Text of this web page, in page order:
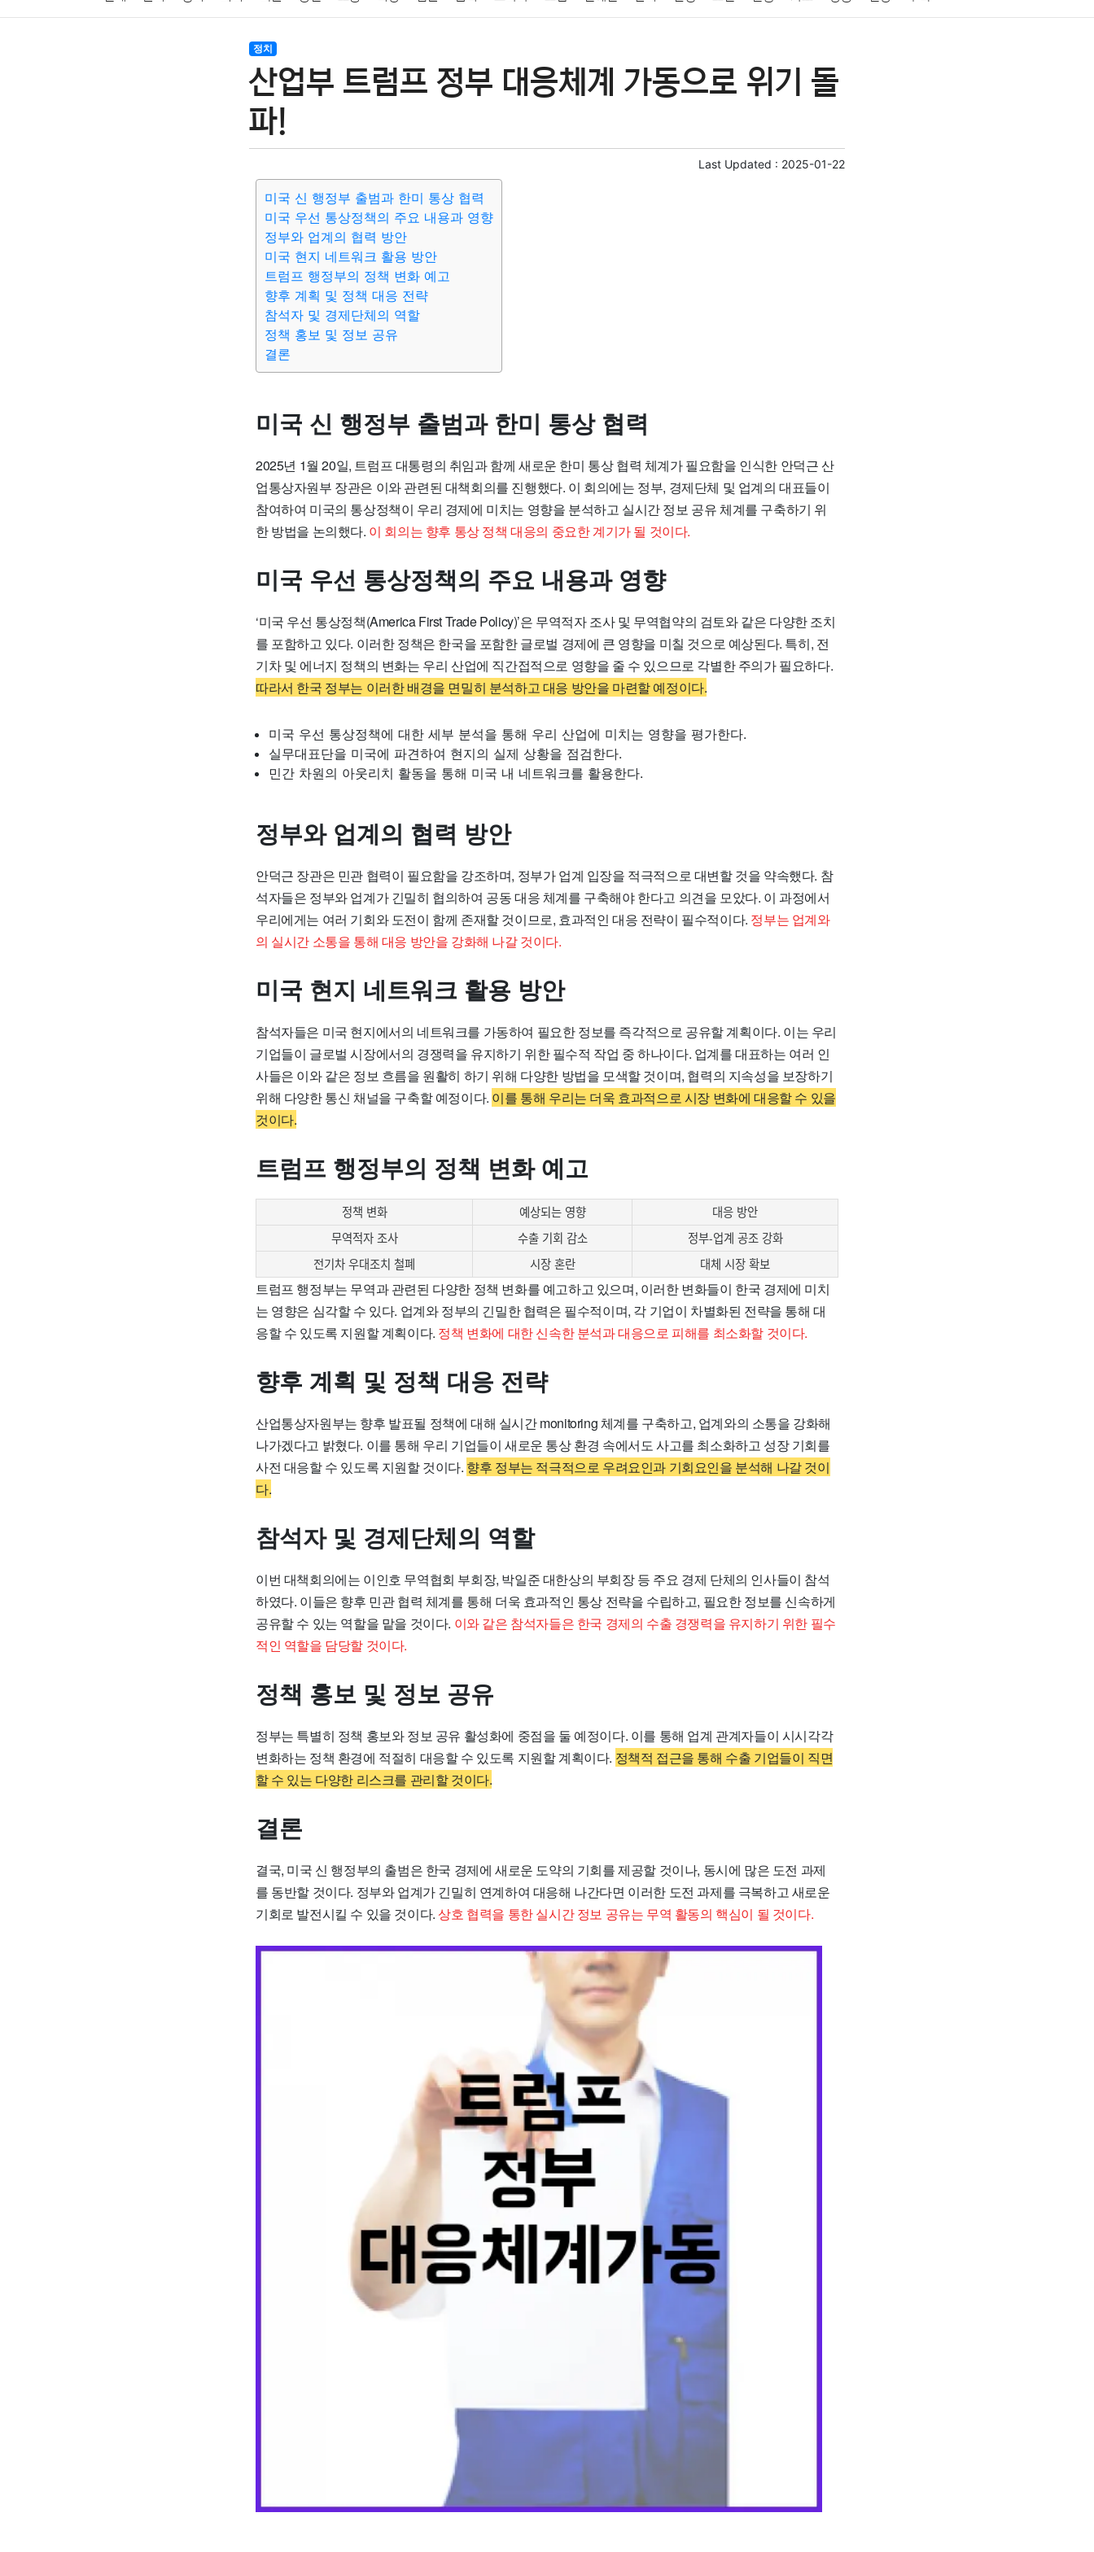
결혼 육아
기술 종교 사회 정치 건강 의료 의학 경제 마케팅 부동산 외국어 교육 교통 생활
정치
산업부 트럼프 정부 대응체계 가동으로 위기 돌
파!
Last Updated : 2025-01-22
미국 신 행정부 출범과 한미 통상 협력
미국 우선 통상정책의 주요 내용과 영향
정부와 업계의 협력 방안
미국 현지 네트워크 활용 방안
트럼프 행정부의 정책 변화 예고
향후 계획 및 정책 대응 전략
참석자 및 경제단체의 역할
정책 홍보 및 정보 공유
결론
미국 신 행정부 출범과 한미 통상 협력
2025년 1월 20일, 트럼프 대통령의 취임과 함께 새로운 한미 통상 협력 체계가 필요함을 인식한 안덕근 산
업통상자원부 장관은 이와 관련된 대책회의를 진행했다. 이 회의에는 정부, 경제단체 및 업계의 대표들이
참여하여 미국의 통상정책이 우리 경제에 미치는 영향을 분석하고 실시간 정보 공유 체계를 구축하기 위
한 방법을 논의했다. 이 회의는 향후 통상 정책 대응의 중요한 계기가 될 것이다.
미국 우선 통상정책의 주요 내용과 영향
‘미국 우선 통상정책(America First Trade Policy)’은 무역적자 조사 및 무역협약의 검토와 같은 다양한 조치
를 포함하고 있다. 이러한 정책은 한국을 포함한 글로벌 경제에 큰 영향을 미칠 것으로 예상된다. 특히, 전
기차 및 에너지 정책의 변화는 우리 산업에 직간접적으로 영향을 줄 수 있으므로 각별한 주의가 필요하다.
따라서 한국 정부는 이러한 배경을 면밀히 분석하고 대응 방안을 마련할 예정이다.
미국 우선 통상정책에 대한 세부 분석을 통해 우리 산업에 미치는 영향을 평가한다.
실무대표단을 미국에 파견하여 현지의 실제 상황을 점검한다.
민간 차원의 아웃리치 활동을 통해 미국 내 네트워크를 활용한다.
정부와 업계의 협력 방안
안덕근 장관은 민관 협력이 필요함을 강조하며, 정부가 업계 입장을 적극적으로 대변할 것을 약속했다. 참
석자들은 정부와 업계가 긴밀히 협의하여 공동 대응 체계를 구축해야 한다고 의견을 모았다. 이 과정에서
우리에게는 여러 기회와 도전이 함께 존재할 것이므로, 효과적인 대응 전략이 필수적이다. 정부는 업계와
의 실시간 소통을 통해 대응 방안을 강화해 나갈 것이다.
미국 현지 네트워크 활용 방안
참석자들은 미국 현지에서의 네트워크를 가동하여 필요한 정보를 즉각적으로 공유할 계획이다. 이는 우리
기업들이 글로벌 시장에서의 경쟁력을 유지하기 위한 필수적 작업 중 하나이다. 업계를 대표하는 여러 인
사들은 이와 같은 정보 흐름을 원활히 하기 위해 다양한 방법을 모색할 것이며, 협력의 지속성을 보장하기
위해 다양한 통신 채널을 구축할 예정이다. 이를 통해 우리는 더욱 효과적으로 시장 변화에 대응할 수 있을
것이다.
트럼프 행정부의 정책 변화 예고
정책 변화 예상되는 영향
대응 방안
무역적자 조사
수출 기회 감소
정부-업계 공조 강화
전기차 우대조치 철폐
시장 혼란 대체 시장 확보
트럼프 행정부는 무역과 관련된 다양한 정책 변화를 예고하고 있으며, 이러한 변화들이 한국 경제에 미치
는 영향은 심각할 수 있다. 업계와 정부의 긴밀한 협력은 필수적이며, 각 기업이 차별화된 전략을 통해 대
응할 수 있도록 지원할 계획이다. 정책 변화에 대한 신속한 분석과 대응으로 피해를 최소화할 것이다.
향후 계획 및 정책 대응 전략
산업통상자원부는 향후 발표될 정책에 대해 실시간 monitoring 체계를 구축하고, 업계와의 소통을 강화해
나가겠다고 밝혔다. 이를 통해 우리 기업들이 새로운 통상 환경 속에서도 사고를 최소화하고 성장 기회를
사전 대응할 수 있도록 지원할 것이다. 향후 정부는 적극적으로 우려요인과 기회요인을 분석해 나갈 것이
다.
참석자 및 경제단체의 역할
이번 대책회의에는 이인호 무역협회 부회장, 박일준 대한상의 부회장 등 주요 경제 단체의 인사들이 참석
하였다. 이들은 향후 민관 협력 체계를 통해 더욱 효과적인 통상 전략을 수립하고, 필요한 정보를 신속하게
공유할 수 있는 역할을 맡을 것이다. 이와 같은 참석자들은 한국 경제의 수출 경쟁력을 유지하기 위한 필수
적인 역할을 담당할 것이다.
정책 홍보 및 정보 공유
정부는 특별히 정책 홍보와 정보 공유 활성화에 중점을 둘 예정이다. 이를 통해 업계 관계자들이 시시각각
변화하는 정책 환경에 적절히 대응할 수 있도록 지원할 계획이다. 정책적 접근을 통해 수출 기업들이 직면
할 수 있는 다양한 리스크를 관리할 것이다.
결론
결국, 미국 신 행정부의 출범은 한국 경제에 새로운 도약의 기회를 제공할 것이나, 동시에 많은 도전 과제
를 동반할 것이다. 정부와 업계가 긴밀히 연계하여 대응해 나간다면 이러한 도전 과제를 극복하고 새로운
기회로 발전시킬 수 있을 것이다.상호 협력을 통한 실시간 정보 공유는 무역 활동의 핵심이 될 것이다.